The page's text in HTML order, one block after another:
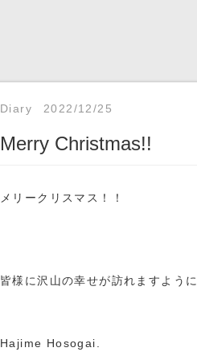
Diary 2022/12/25
Merry Christmas!!
メリークリスマス！！
皆様に沢山の幸せが訪れますよう
Hajime Hosogai.